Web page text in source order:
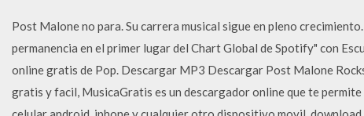
Post Malone no para. Su carrera musical sigue en pleno
permanencia en el primer lugar del Chart Global de Spotify" con
online gratis de Pop. Descargar MP3 Descargar Post Malone
gratis y facil, MusicaGratis es un descargador online que te